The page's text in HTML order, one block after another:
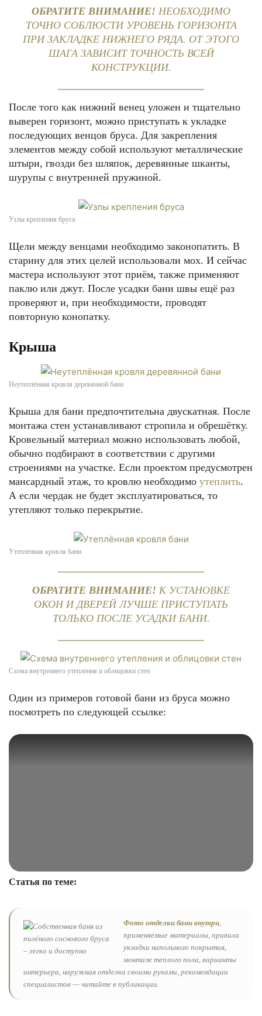
ОБРАТИТЕ ВНИМАНИЕ! НЕОБХОДИМО
ТОЧНО СОБЛЮСТИ УРОВЕНЬ ГОРИЗОНТА
ПРИ ЗАКЛАДКЕ НИЖНЕГО РЯДА. ОТ ЭТОГО
ШАГА ЗАВИСИТ ТОЧНОСТЬ ВСЕЙ
КОНСТРУКЦИИ.
После того как нижний венец уложен и тщательно
выверен горизонт, можно приступать к укладке
последующих венцов бруса. Для закрепления
элементов между собой используют металлические
штыри, гвозди без шляпок, деревянные шканты,
шурупы с внутренней пружиной.
Узлы крепления бруса
Щели между венцами необходимо законопатить. В
старину для этих целей использовали мох. И сейчас
мастера используют этот приём, также применяют
паклю или джут. После усадки бани швы ещё раз
проверяют и, при необходимости, проводят
повторную конопатку.
Крыша
Неутеплённая кровля деревянной бани
Крыша для бани предпочтительна двускатная. После
монтажа стен устанавливают стропила и обрешётку.
Кровельный материал можно использовать любой,
обычно подбирают в соответствии с другими
строениями на участке. Если проектом предусмотрен
мансардный этаж, то кровлю необходимо утеплить.
А если чердак не будет эксплуатироваться, то
утепляют только перекрытие.
Утеплённая кровля бани
ОБРАТИТЕ ВНИМАНИЕ! К УСТАНОВКЕ
ОКОН И ДВЕРЕЙ ЛУЧШЕ ПРИСТУПАТЬ
ТОЛЬКО ПОСЛЕ УСАДКИ БАНИ.
Схема внутреннего утепления и облицовки стен
Один из примеров готовой бани из бруса можно
посмотреть по следующей ссылке:
Статья по теме:
Фото отделки бани внутри,
применяемые материалы, привила
укладки напольного покрытия,
монтаж теплого пола, варианты
интерьера, наружная отделка своими руками, рекомендации
специалистов — читайте в публикации.